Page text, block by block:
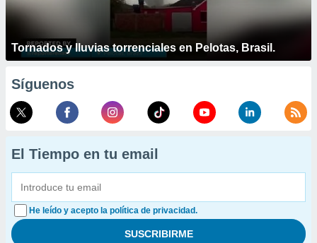
Tornados y lluvias torrenciales en Pelotas, Brasil.
Síguenos
El Tiempo en tu email
He leído y acepto la política de privacidad.